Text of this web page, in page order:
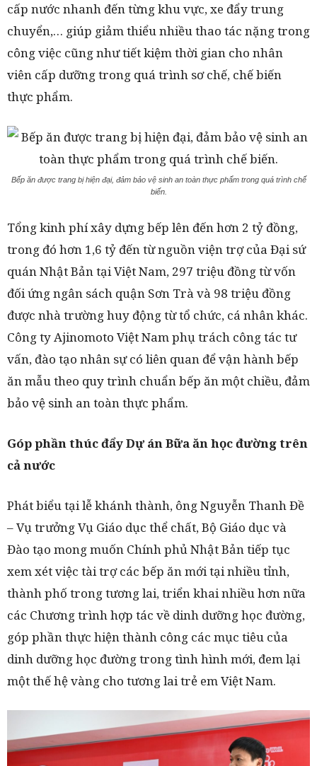
cấp nước nhanh đến từng khu vực, xe đẩy trung
chuyển,… giúp giảm thiểu nhiều thao tác nặng trong
công việc cũng như tiết kiệm thời gian cho nhân
viên cấp dưỡng trong quá trình sơ chế, chế biến
thực phẩm.
Bếp ăn được trang bị hiện đại, đảm bảo vệ sinh an toàn thực phẩm trong quá trình chế
biến.
Tổng kinh phí xây dựng bếp lên đến hơn 2 tỷ đồng,
trong đó hơn 1,6 tỷ đến từ nguồn viện trợ của Đại sứ
quán Nhật Bản tại Việt Nam, 297 triệu đồng từ vốn
đối ứng ngân sách quận Sơn Trà và 98 triệu đồng
được nhà trường huy động từ tổ chức, cá nhân khác.
Công ty Ajinomoto Việt Nam phụ trách công tác tư
vấn, đào tạo nhân sự có liên quan để vận hành bếp
ăn mẫu theo quy trình chuẩn bếp ăn một chiều, đảm
bảo vệ sinh an toàn thực phẩm.
Góp phần thúc đẩy Dự án Bữa ăn học đường trên
cả nước
Phát biểu tại lễ khánh thành, ông Nguyễn Thanh Đề
– Vụ trưởng Vụ Giáo dục thể chất, Bộ Giáo dục và
Đào tạo mong muốn Chính phủ Nhật Bản tiếp tục
xem xét việc tài trợ các bếp ăn mới tại nhiều tỉnh,
thành phố trong tương lai, triển khai nhiều hơn nữa
các Chương trình hợp tác về dinh dưỡng học đường,
góp phần thực hiện thành công các mục tiêu của
dinh dưỡng học đường trong tình hình mới, đem lại
một thế hệ vàng cho tương lai trẻ em Việt Nam.